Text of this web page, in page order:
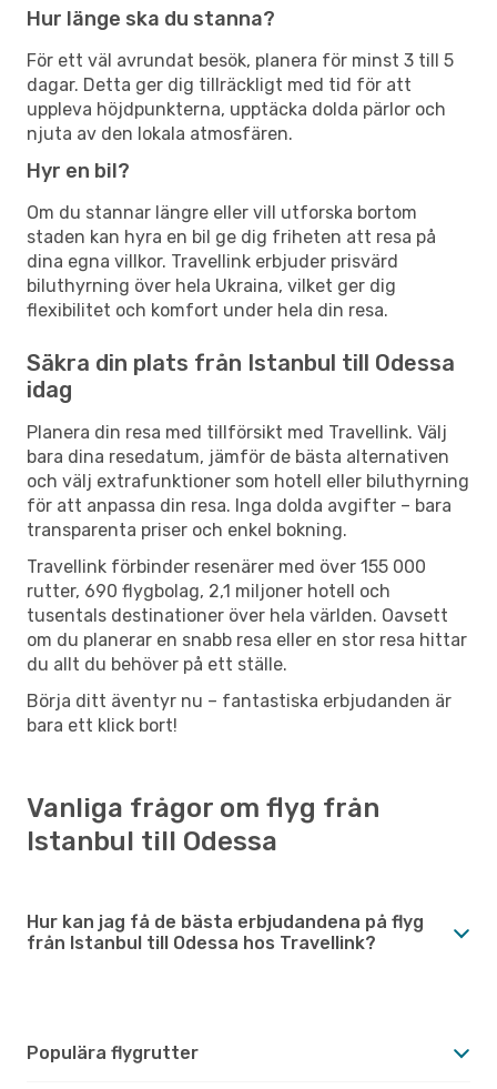
Hur länge ska du stanna?
För ett väl avrundat besök, planera för minst 3 till 5
dagar. Detta ger dig tillräckligt med tid för att
uppleva höjdpunkterna, upptäcka dolda pärlor och
njuta av den lokala atmosfären.
Hyr en bil?
Om du stannar längre eller vill utforska bortom
staden kan hyra en bil ge dig friheten att resa på
dina egna villkor. Travellink erbjuder prisvärd
biluthyrning över hela Ukraina, vilket ger dig
flexibilitet och komfort under hela din resa.
Säkra din plats från Istanbul till Odessa
idag
Planera din resa med tillförsikt med Travellink. Välj
bara dina resedatum, jämför de bästa alternativen
och välj extrafunktioner som hotell eller biluthyrning
för att anpassa din resa. Inga dolda avgifter – bara
transparenta priser och enkel bokning.
Travellink förbinder resenärer med över 155 000
rutter, 690 flygbolag, 2,1 miljoner hotell och
tusentals destinationer över hela världen. Oavsett
om du planerar en snabb resa eller en stor resa hittar
du allt du behöver på ett ställe.
Börja ditt äventyr nu – fantastiska erbjudanden är
bara ett klick bort!
Vanliga frågor om flyg från
Istanbul till Odessa
Hur kan jag få de bästa erbjudandena på flyg
från Istanbul till Odessa hos Travellink?
Populära flygrutter